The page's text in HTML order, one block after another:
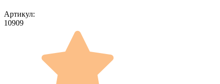
Артикул:
10909